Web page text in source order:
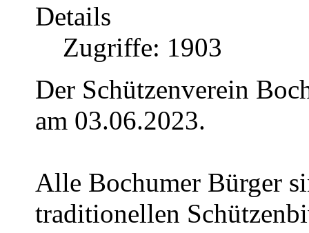
Details
Zugriffe: 1903
Der Schützenverein
am 03.06.2023.
Alle Bochumer Bürger
traditionellen